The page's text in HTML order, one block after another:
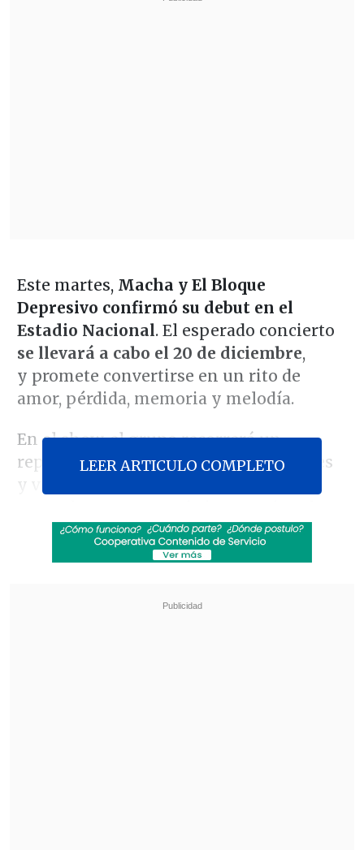
Este martes, Macha y El Bloque
Depresivo confirmó su debut en el
Estadio Nacional. El esperado concierto
se llevará a cabo el 20 de diciembre,
y promete convertirse en un rito de
amor, pérdida, memoria y melodía.
En el show, el grupo recorrerá un
repertorio de composiciones originales
y versiones inolvidables que han
como "Continentales,Isla de errores,Sin
excusas,Mar de mares,Fuera de mi
que nos invitan a reconocer lo que se
LEER ARTICULO COMPLETO